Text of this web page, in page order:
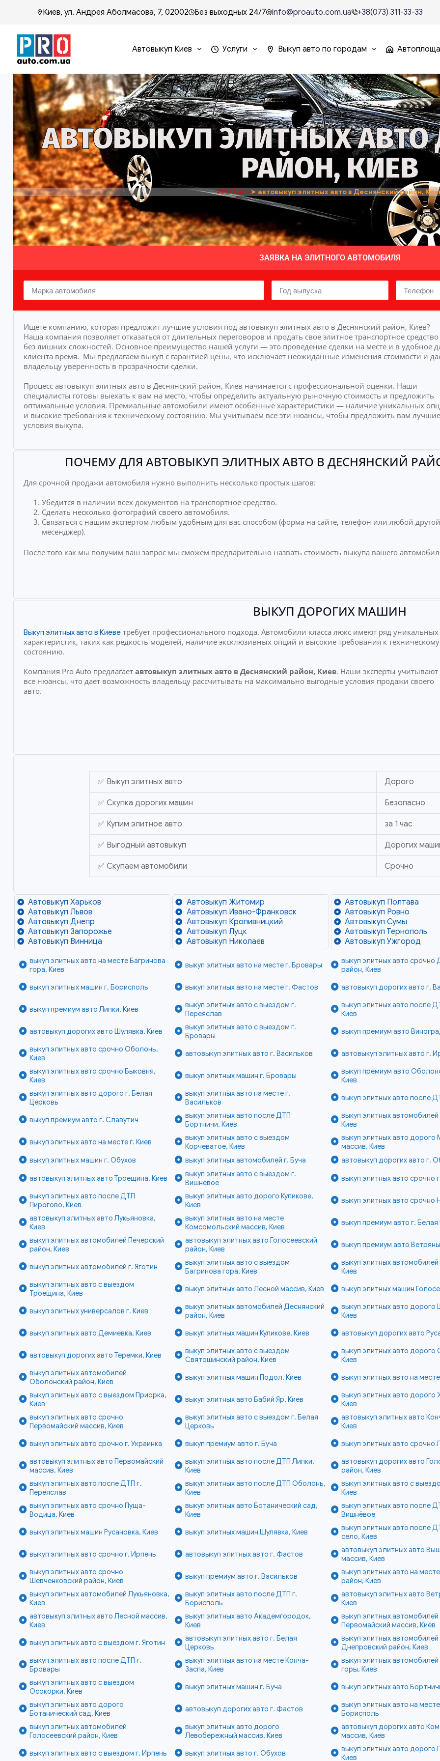
Киев, ул. Андрея Аболмасова, 7, 02002 Без выходных 24/7 info@proauto.com.ua +38(073) 311-33-33
Автовыкуп Киев Услуги Выкуп авто по городам
АВТОВЫКУП ЭЛИТНЫХ АВТО
РАЙОН, КИЕВ
PRO Auto ➤ автовыкуп элитных авто в Деснянский район,
ЗАЯВКА НА ЭЛИТНОГО АВТОМОБИЛЯ
Ищете компанию, которая предложит лучшие условия под автовыкуп элитных авто в Деснянский район, Киев?
Наша компания позволяет отказаться от длительных переговоров и продать свое элитное транспортное средство
без лишних сложностей. Основное преимущество нашей услуги — это проведение сделки на месте и в удобное
клиента время. Мы предлагаем выкуп с гарантией цены, что исключает неожиданные изменения стоимости и
владельцу уверенность в прозрачности сделки.
Процесс автовыкуп элитных авто в Деснянский район, Киев начинается с профессиональной оценки. Наши
специалисты готовы выехать к вам на место, чтобы определить актуальную рыночную стоимость и предложить
оптимальные условия. Премиальные автомобили имеют особенные характеристики — наличие уникальных
и высокие требования к техническому состоянию. Мы учитываем все эти нюансы, чтобы предложить вам лучшие
условия выкупа.
ПОЧЕМУ ДЛЯ АВТОВЫКУП ЭЛИТНЫХ АВТО В ДЕСНЯНСКИЙ
Для срочной продажи автомобиля нужно выполнить несколько простых шагов:
Убедится в наличии всех документов на транспортное средство.
Сделать несколько фотографий своего автомобиля.
Связаться с нашим экспертом любым удобным для вас способом (форма на сайте, телефон или любой
месенджер).
После того как мы получим ваш запрос мы сможем предварительно назвать стоимость выкупа вашего
ВЫКУП ДОРОГИХ МАШИН
Выкуп элитных авто в Киеветребует профессионального подхода. Автомобили класса люкс имеют ряд уникальных
характеристик, таких как редкость моделей, наличие эксклюзивных опций и высокие требования к техническому
состоянию.
Компания Pro Auto предлагает автовыкуп элитных автов Деснянский район, Киев. Наши эксперты учитывают
все нюансы, что дает возможность владельцу рассчитывать на максимально выгодные условия продажи своего
авто.
✅ Выкуп элитных авто Дорого
✅ Скупка дорогих машин Безопасно
✅ Купим элитное авто за 1 час
✅ Выгодный автовыкуп Дорогих
✅ Скупаем автомобили Срочно
Автовыкуп Харьков
Автовыкуп Львов
Автовыкуп Днепр
Автовыкуп Запорожье
Автовыкуп Винница
Автовыкуп Житомир
Автовыкуп Ивано-Франковск
Автовыкуп Кропивницкий
Автовыкуп Луцк
Автовыкуп Николаев
Автовыкуп Полтава
Автовыкуп Ровно
Автовыкуп Сумы
Автовыкуп Тернополь
Автовыкуп Ужгород
выкуп элитных авто на месте Багринова
гора, Киев
выкуп элитных авто на месте г. Бровары
выкуп элитных авто срочно
район, Киев
выкуп элитных машин г. Борисполь
выкуп элитных авто на месте г. Фастов автовыкуп дорогих авто г.
выкуп премиум авто Липки, Киев
выкуп элитных авто с выездом г.
Переяслав
выкуп элитных авто после
Киев
автовыкуп дорогих авто Шулявка, Киев
выкуп элитных авто с выездом г.
Бровары
выкуп премиум авто
выкуп элитных авто срочно Оболонь,
Киев
автовыкуп элитных авто г. Васильков
автовыкуп элитных авто г.
выкуп элитных авто срочно Быковня,
Киев
выкуп элитных машин г. Бровары
выкуп премиум авто
Киев
выкуп элитных авто дорого г. Белая
Церковь
выкуп элитных авто на месте г.
Васильков
выкуп элитных авто после
выкуп премиум авто г. Славутич
выкуп элитных авто после ДТП
Бортничи, Киев
выкуп элитных
Киев
выкуп элитных авто на месте г. Киев
выкуп элитных авто с выездом
Корчеватое, Киев
выкуп элитных авто дорого
массив, Киев
выкуп элитных машин г. Обухов
выкуп элитных автомобилей г. Буча автовыкуп дорогих авто г.
автовыкуп элитных авто Троещина, Киев
выкуп элитных авто с выездом г.
Вишнёвое
выкуп элитных авто срочно
выкуп элитных авто после ДТП
Пирогово, Киев
выкуп элитных авто дорого Куликове,
Киев
выкуп элитных авто срочно
автовыкуп элитных авто Лукьяновка,
Киев
выкуп элитных авто на месте
Комсомольский массив, Киев
выкуп премиум авто г.
выкуп элитных автомобилей Печерский
район, Киев
автовыкуп элитных авто Голосеевский
район, Киев
выкуп премиум авто
выкуп элитных автомобилей г. Яготин
выкуп элитных авто с выездом
Багринова гора, Киев
выкуп элитных автомобилей
Киев
выкуп элитных авто с выездом
Троещина, Киев
выкуп элитных авто Лесной массив, Киев выкуп элитных машин
выкуп элитных универсалов г. Киев
выкуп элитных автомобилей Деснянский
район, Киев
выкуп элитных авто дорого
Киев
выкуп элитных авто Демиевка, Киев
выкуп элитных машин Куликове, Киев автовыкуп дорогих авто
автовыкуп дорогих авто Теремки, Киев
выкуп элитных авто с выездом
Святошинский район, Киев
выкуп элитных авто дорого
Киев
выкуп элитных автомобилей
Оболонский район, Киев
выкуп элитных машин Подол, Киев
выкуп элитных авто на
выкуп элитных авто с выездом Приорка,
Киев
выкуп элитных авто Бабий Яр, Киев
выкуп элитных авто дорого
Киев
выкуп элитных авто срочно
Первомайский массив, Киев
выкуп элитных авто с выездом г. Белая
Церковь
автовыкуп элитных авто
Киев
выкуп элитных авто срочно г. Украинка
выкуп премиум авто г. Буча
выкуп элитных авто срочно
автовыкуп элитных авто Первомайский
массив, Киев
выкуп элитных авто после ДТП Липки,
Киев
автовыкуп дорогих авто
район, Киев
выкуп элитных авто после ДТП г.
Переяслав
выкуп элитных авто после ДТП Оболонь,
Киев
выкуп элитных авто с
Киев
выкуп элитных авто срочно Пуща-
Водица, Киев
выкуп элитных авто Ботанический сад,
Киев
выкуп элитных авто после
Вишнёвое
выкуп элитных машин Русановка, Киев
выкуп элитных машин Шулявка, Киев
выкуп элитных авто после
село, Киев
выкуп элитных авто срочно г. Ирпень
автовыкуп элитных авто г. Фастов
автовыкуп элитных авто
массив, Киев
выкуп элитных авто срочно
Шевченковский район, Киев
выкуп премиум авто г. Васильков
выкуп элитных авто на
район, Киев
выкуп элитных автомобилей Лукьяновка,
Киев
выкуп элитных авто после ДТП г.
Борисполь
автовыкуп элитных авто
Киев
автовыкуп элитных авто Лесной массив,
Киев
выкуп элитных авто Академгородок,
Киев
выкуп элитных автомобилей
Первомайский массив, Киев
выкуп элитных авто с выездом г. Яготин
автовыкуп элитных авто г. Белая
Церковь
выкуп элитных автомобилей
Днепровский район, Киев
выкуп элитных авто после ДТП г.
Бровары
выкуп элитных авто на месте Конча-
Заспа, Киев
выкуп элитных
горы, Киев
выкуп элитных авто с выездом
Осокорки, Киев
выкуп элитных машин г. Буча
выкуп элитных авто
выкуп элитных авто дорого
Ботанический сад, Киев
автовыкуп дорогих авто г. Фастов
выкуп элитных авто на
Борисполь
выкуп элитных автомобилей
Голосеевский район, Киев
выкуп элитных авто дорого
Левобережный массив, Киев
автовыкуп дорогих авто
массив, Киев
выкуп элитных авто с выездом г. Ирпень
выкуп элитных авто г. Обухов
выкуп элитных авто дорого
Киев